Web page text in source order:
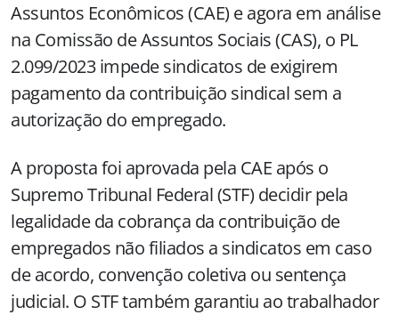
Assuntos Econômicos (CAE) e agora em análise
na Comissão de Assuntos Sociais (CAS), o PL
2.099/2023 impede sindicatos de exigirem
pagamento da contribuição sindical sem a
autorização do empregado.
A proposta foi aprovada pela CAE após o
Supremo Tribunal Federal (STF) decidir pela
legalidade da cobrança da contribuição de
empregados não filiados a sindicatos em caso
de acordo, convenção coletiva ou sentença
judicial. O STF também garantiu ao trabalhador